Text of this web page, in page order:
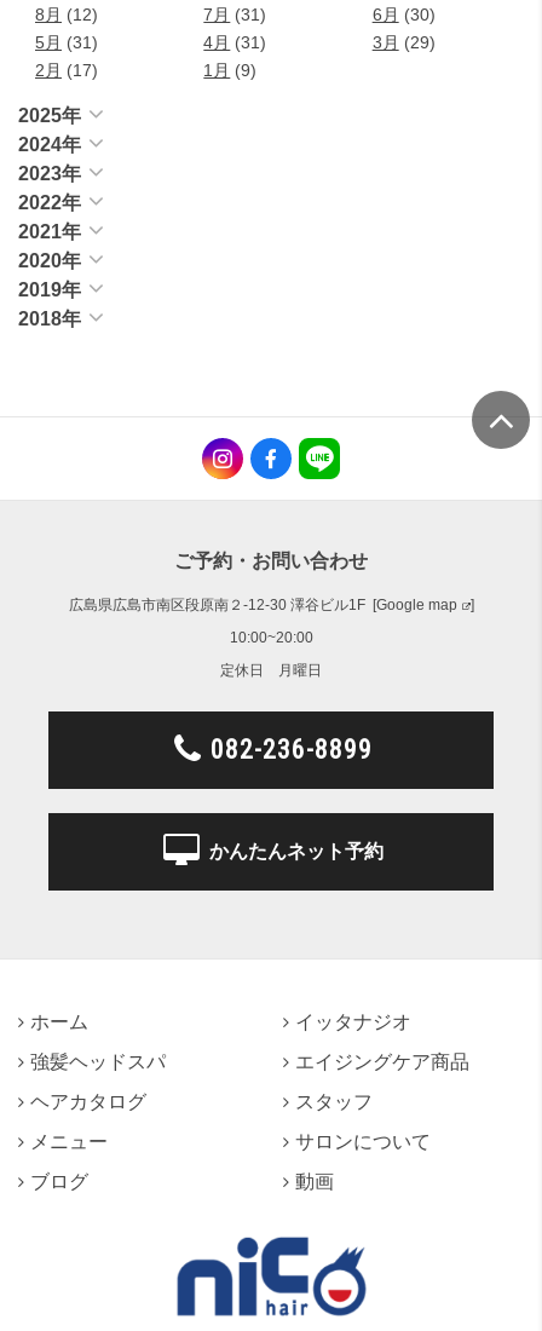
8月 (12) 7月 (31) 6月 (30)
5月 (31) 4月 (31) 3月 (29)
2月 (17) 1月 (9)
2025年
2024年
2023年
2022年
2021年
2020年
2019年
2018年
ご予約・お問い合わせ
広島県広島市南区段原南２-12-30 澤谷ビル1F [Google map
]
10:00~20:00
定休日 月曜日
082-236-8899
かんたんネット予約
ホーム
イッタナジオ
強髪ヘッドスパ
エイジングケア商品
ヘアカタログ
スタッフ
メニュー
サロンについて
ブログ
動画